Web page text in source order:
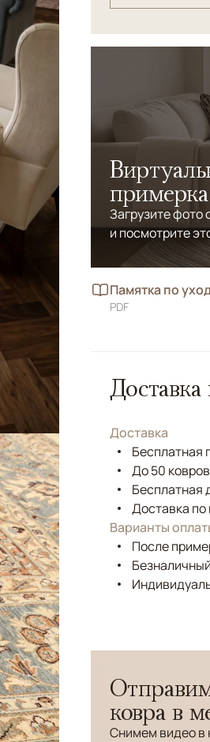
Загрузите фото
и посмотрите
Памятка по
PDF
Доставка
Доставка
Бесплатная
До 50
Бесплатная
Доставка
Варианты
После
ковра в
Снимем видео в